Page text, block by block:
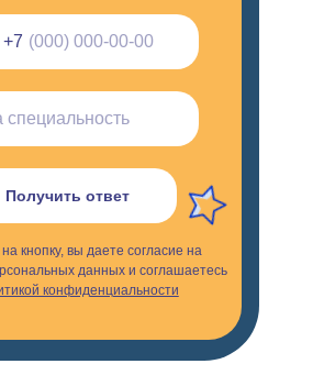
кнопку, вы даете согласие на
данных и соглашаетесь
конфиденциальности
+7
Получить ответ